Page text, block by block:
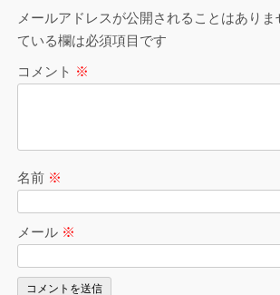
メールアドレスが公開されることはありま
ている欄は必須項目です
コメント ※
名前 ※
メール ※